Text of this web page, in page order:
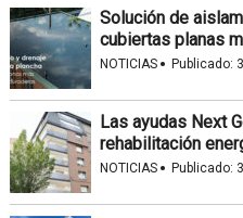
Solución de
cubiertas planas
NOTICIAS · Publicado:
Las ayudas Next
rehabilitación
NOTICIAS · Publicado: